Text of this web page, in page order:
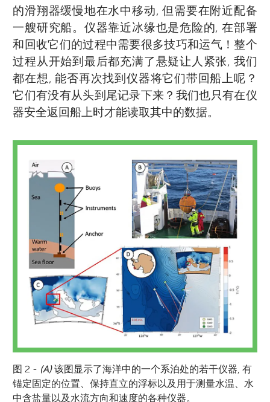
的滑翔器缓慢地在水中移动, 但需要在附近配备
一艘研究船。仪器靠近冰缘也是危险的, 在部署
和回收它们的过程中需要很多技巧和运气！整个
过程从开始到最后都充满了悬疑让人紧张, 我们
都在想, 能否再次找到仪器将它们带回船上呢？
它们有没有从头到尾记录下来？我们也只有在仪
器安全返回船上时才能读取其中的数据。
图 2 - (A)该图显示了海洋中的一个系泊处的若干仪器, 有
锚定固定的位置、保持直立的浮标以及用于测量水温、水
中含盐量以及水流方向和速度的各种仪器。